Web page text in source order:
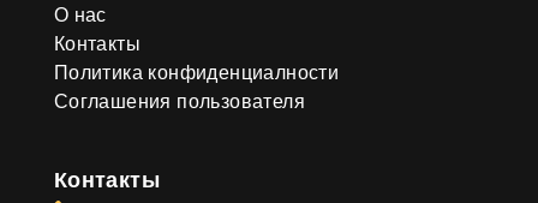
О нас
Контакты
Политика конфиденциалности
Соглашения пользователя
Контакты